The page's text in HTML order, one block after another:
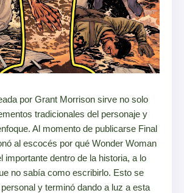
por Grant Morrison sirve no solo
tradicionales del personaje y
Al momento de publicarse Final
al escocés por qué Wonder Woman
importante dentro de la historia, a lo
no sabía como escribirlo. Esto se
y terminó dando a luz a esta